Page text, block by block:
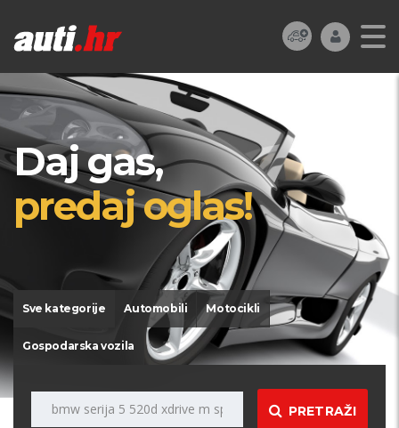
Daj gas,
predaj oglas!
Sve kategorije Automobili Motocikli
Gospodarska vozila
PRETRAŽI